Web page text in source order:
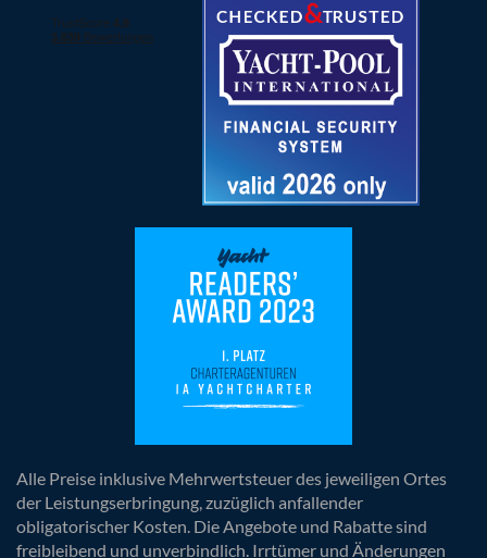
Alle Preise inklusive Mehrwertsteuer des jeweiligen Ortes
der Leistungserbringung, zuzüglich anfallender
obligatorischer Kosten. Die Angebote und Rabatte sind
freibleibend und unverbindlich. Irrtümer und Änderungen